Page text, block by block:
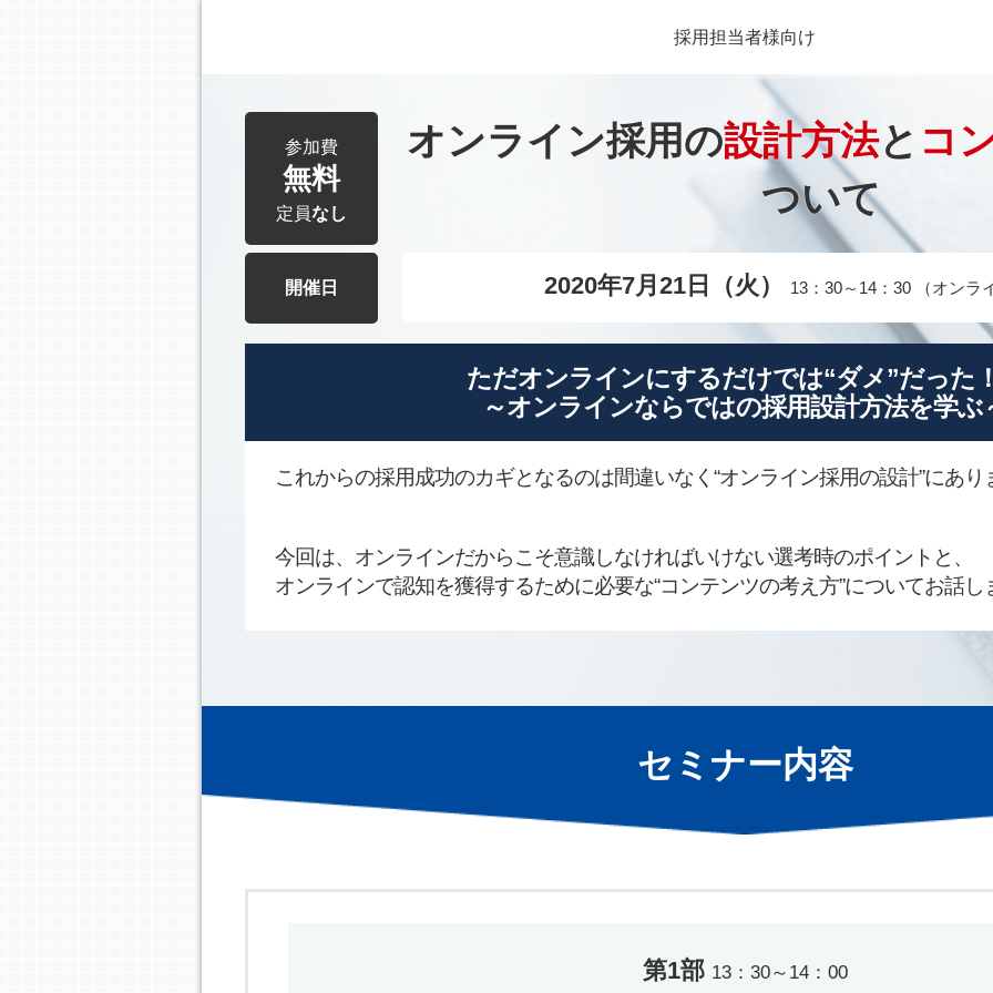
採用担当者様向け
参加費
無料
定員なし
オンライン採用の設計方法と コ
ついて
開催日 2020年7月21日（火） 13：30～14：30 （オンラ
ただオンラインにするだけでは“ダメ”だった
～オンラインならではの採用設計方法を学ぶ
これからの採用成功のカギとなるのは間違いなく“オンライン採用の設計”にあり
今回は、オンラインだからこそ意識しなければいけない選考時のポイントと、
オンラインで認知を獲得するために必要な“コンテンツの考え方”についてお話し
セミナー内容
第1部 13：30～14：00